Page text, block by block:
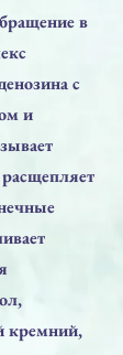
в
с
и
кремний,